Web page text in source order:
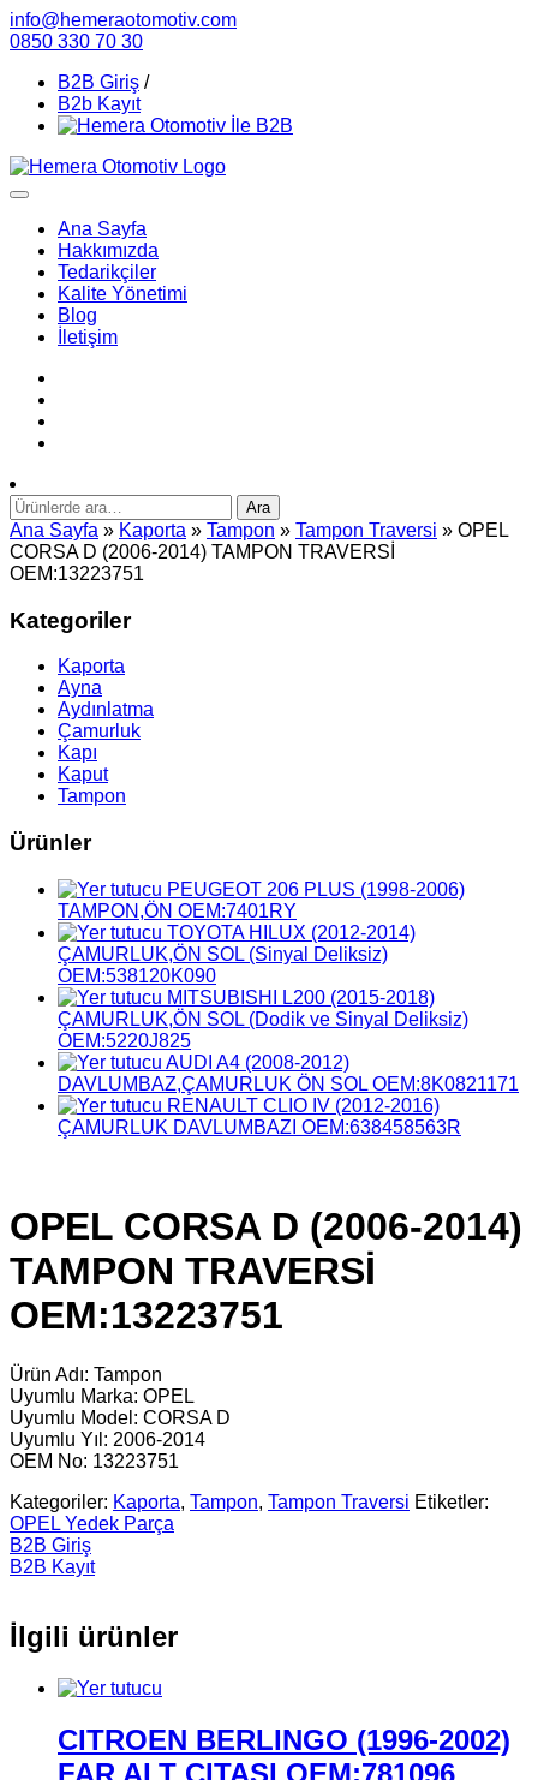
info@hemeraotomotiv.com
0850 330 70 30
B2B Giriş /
B2b Kayıt
Ana Sayfa
Hakkımızda
Tedarikçiler
Kalite Yönetimi
Blog
İletişim
Ara: Ara
Ana Sayfa » Kaporta » Tampon » Tampon Traversi » OPEL
CORSA D (2006-2014) TAMPON TRAVERSİ
OEM:13223751
Kategoriler
Kaporta
Ayna
Aydınlatma
Çamurluk
Kapı
Kaput
Tampon
Ürünler
PEUGEOT 206 PLUS (1998-2006)
TAMPON,ÖN OEM:7401RY
TOYOTA HILUX (2012-2014)
ÇAMURLUK,ÖN SOL (Sinyal Deliksiz)
OEM:538120K090
MITSUBISHI L200 (2015-2018)
ÇAMURLUK,ÖN SOL (Dodik ve Sinyal Deliksiz)
OEM:5220J825
AUDI A4 (2008-2012)
DAVLUMBAZ,ÇAMURLUK ÖN SOL OEM:8K0821171
RENAULT CLIO IV (2012-2016)
ÇAMURLUK DAVLUMBAZI OEM:638458563R
OPEL CORSA D (2006-2014)
TAMPON TRAVERSİ
OEM:13223751
Ürün Adı: Tampon
Uyumlu Marka: OPEL
Uyumlu Model: CORSA D
Uyumlu Yıl: 2006-2014
OEM No: 13223751
Kategoriler: Kaporta, Tampon, Tampon Traversi Etiketler:
OPEL Yedek Parça
B2B Giriş
B2B Kayıt
İlgili ürünler
CITROEN BERLINGO (1996-2002)
FAR ALT ÇITASI OEM:781096